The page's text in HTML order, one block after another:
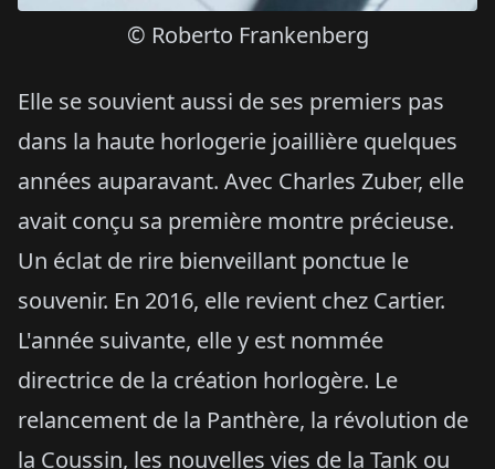
© Roberto Frankenberg
Elle se souvient aussi de ses premiers pas
dans la haute horlogerie joaillière quelques
années auparavant. Avec Charles Zuber, elle
avait conçu sa première montre précieuse.
Un éclat de rire bienveillant ponctue le
souvenir. En 2016, elle revient chez Cartier.
L'année suivante, elle y est nommée
directrice de la création horlogère. Le
relancement de la Panthère, la révolution de
la Coussin, les nouvelles vies de la Tank ou